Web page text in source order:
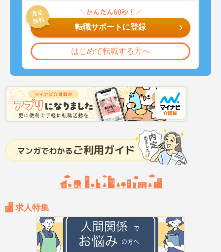
転職サポートに登録
はじめて転職する方へ
求人特集